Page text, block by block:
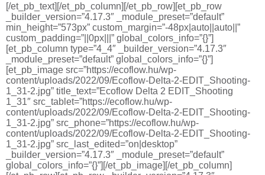
[/et_pb_text][/et_pb_column][/et_pb_row][et_pb_row
_builder_version=”4.17.3″ _module_preset=”default”
min_height=”573px” custom_margin=”-48px|auto||auto||”
custom_padding=”||0px|||” global_colors_info=”{}”]
[et_pb_column type=”4_4″ _builder_version=”4.17.3″
_module_preset=”default” global_colors_info=”{}”]
[et_pb_image src=”https://ecoflow.hu/wp-
content/uploads/2022/09/Ecoflow-Delta-2-EDIT_Shooting-
1_31-2.jpg” title_text=”Ecoflow Delta 2 EDIT_Shooting
1_31″ src_tablet=”https://ecoflow.hu/wp-
content/uploads/2022/09/Ecoflow-Delta-2-EDIT_Shooting-
1_31-2.jpg” src_phone=”https://ecoflow.hu/wp-
content/uploads/2022/09/Ecoflow-Delta-2-EDIT_Shooting-
1_31-2.jpg” src_last_edited=”on|desktop”
_builder_version=”4.17.3″ _module_preset=”default”
global_colors_info=”{}”][/et_pb_image][/et_pb_column]